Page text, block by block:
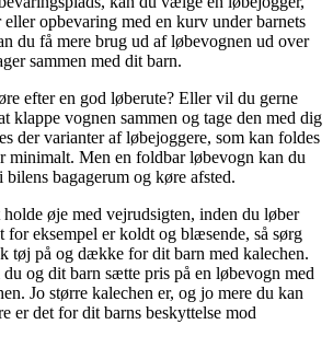
eller opbevaring med en kurv under barnets
du få mere brug ud af løbevognen ud over
sammen med dit barn.
efter en god løberute? Eller vil du gerne
klappe vognen sammen og tage den med dig
der varianter af løbejoggere, som kan foldes
minimalt. Men en foldbar løbevogn kan du
bagagerum og køre afsted.
øje med vejrudsigten, inden du løber
for eksempel er koldt og blæsende, så sørg
tøj på og dække for dit barn med kalechen.
og dit barn sætte pris på en løbevogn med
Jo større kalechen er, og jo mere du kan
er det for dit barns beskyttelse mod